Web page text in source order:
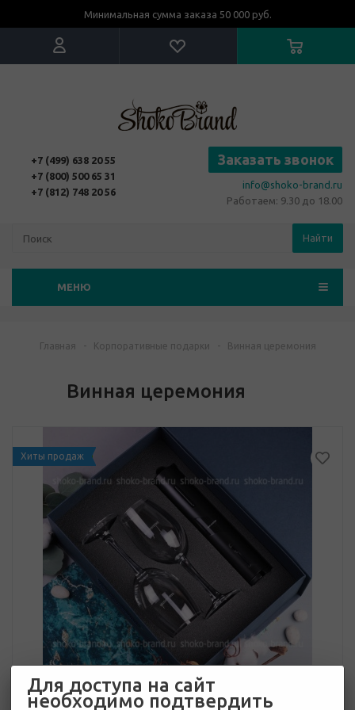
Минимальная сумма заказа 50 000 руб.
+7 (499) 638 20 55
+7 (800) 500 65 31
+7 (812) 748 20 56
Заказать звонок
info@shoko-brand.ru
Работаем: 9.30 до 18.00
Найти
МЕНЮ
Главная - Корпоративные подарки - Винная церемония
Винная церемония
Хиты продаж
Для доступа на сайт
необходимо подтвердить